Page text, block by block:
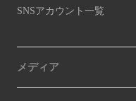
SNSアカウント一覧
メディア